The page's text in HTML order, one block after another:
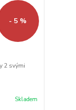
- 5 %
2 svými
Skladem